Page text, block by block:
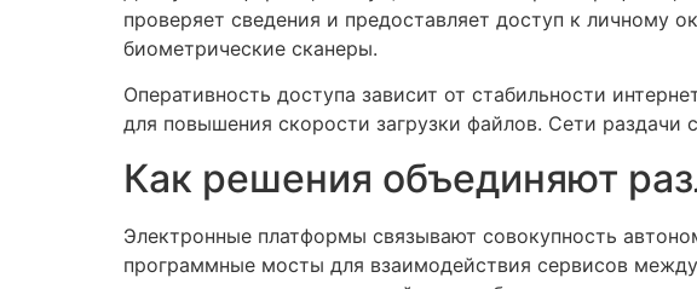
проверяет сведения и предоставляет доступ к
биометрические сканеры.
Оперативность доступа зависит от стабильности
для повышения скорости загрузки файлов. Сети раздачи
Как решения объединяют
Электронные платформы связывают совокупность
программные мосты для взаимодействия сервисов